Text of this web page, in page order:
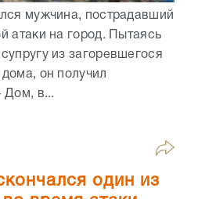
мужчина, пострадавший
атаки на город. Пытаясь
из загоревшегося
он получил
Дом, в...
один из